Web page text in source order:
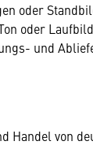
oder
oder
und
Handel von